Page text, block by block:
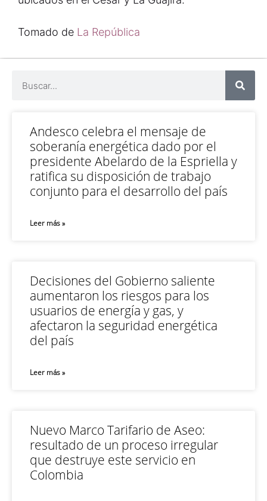
Tomado de La República
Andesco celebra el mensaje de
soberanía energética dado por el
presidente Abelardo de la Espriella y
ratifica su disposición de trabajo
conjunto para el desarrollo del país
Leer más »
Decisiones del Gobierno saliente
aumentaron los riesgos para los
usuarios de energía y gas, y
afectaron la seguridad energética
del país
Leer más »
Nuevo Marco Tarifario de Aseo:
resultado de un proceso irregular
que destruye este servicio en
Colombia